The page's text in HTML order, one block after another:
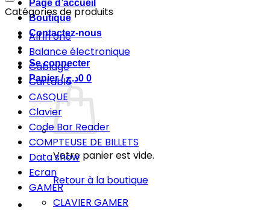
Page d’accueil
Boutique
Contactez-nous
Se connecter
Panier /
0د.ج 0
Votre panier est vide.
Retour à la boutique
Catégories de produits
All in one
Balance électronique
Cablage
Cartable
CASQUE
Clavier
Code Bar Reader
COMPTEUSE DE BILLETS
Data show
Ecran
GAMER
CLAVIER GAMER